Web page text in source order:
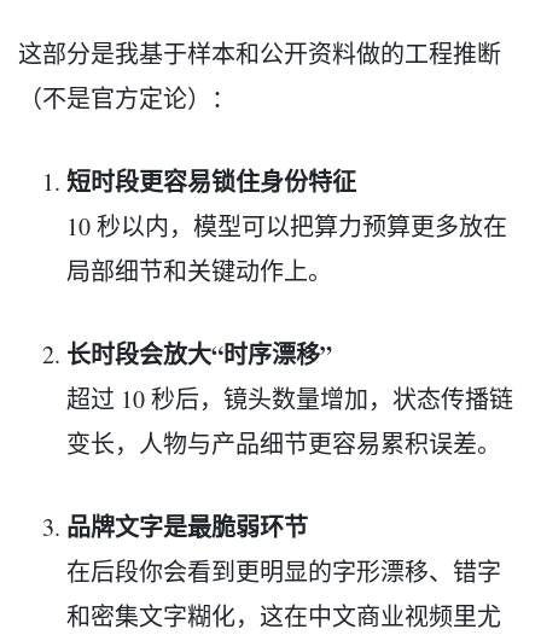
这部分是我基于样本和公开资料做的工程推断
（不是官方定论）：
短时段更容易锁住身份特征
10 秒以内，模型可以把算力预算更多放在
局部细节和关键动作上。
长时段会放大“时序漂移”
超过 10 秒后，镜头数量增加，状态传播链
变长，人物与产品细节更容易累积误差。
品牌文字是最脆弱环节
在后段你会看到更明显的字形漂移、错字
和密集文字糊化，这在中文商业视频里尤